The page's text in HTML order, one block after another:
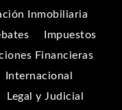
Inmobiliaria
Impuestos
Financieras
Internacional
Legal y Judicial